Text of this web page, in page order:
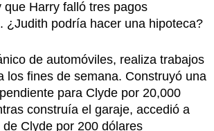
que Harry falló tres pagos
¿Judith podría hacer una hipoteca?
de automóviles, realiza trabajos
los fines de semana. Construyó una
para Clyde por 20,000
construía el garaje, accedió a
Clyde por 200 dólares